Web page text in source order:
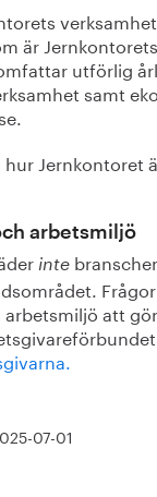
är
utförlig
samt
Jernkontoret
arbetsmiljö
inte
att
07-01